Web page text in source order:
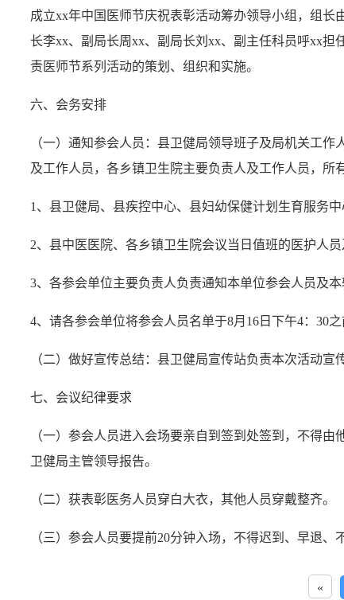
成立xx年中国医师节庆祝表彰活动筹办领导小组，组
长李xx、副局长周xx、副局长刘xx、副主任科员呼xx
责医师节系列活动的策划、组织和实施。
六、会务安排
（一）通知参会人员：县卫健局领导班子及局机关工
及工作人员，各乡镇卫生院主要负责人及工作人员，所
1、县卫健局、县疾控中心、县妇幼保健计划生育服务
2、县中医医院、各乡镇卫生院会议当日值班的医护人
3、各参会单位主要负责人负责通知本单位参会人员及本
4、请各参会单位将参会人员名单于8月16日下午4：30
（二）做好宣传总结：县卫健局宣传站负责本次活动宣
七、会议纪律要求
（一）参会人员进入会场要亲自到签到处签到，不得
卫健局主管领导报告。
（二）获表彰医务人员穿白大衣，其他人员穿戴整齐。
（三）参会人员要提前20分钟入场，不得迟到、早退、
«